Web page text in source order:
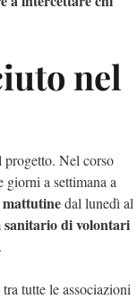
nel
progetto. Nel corso
giorni a settimana a
dal lunedì al
sanitario di volontari
tutte le associazioni